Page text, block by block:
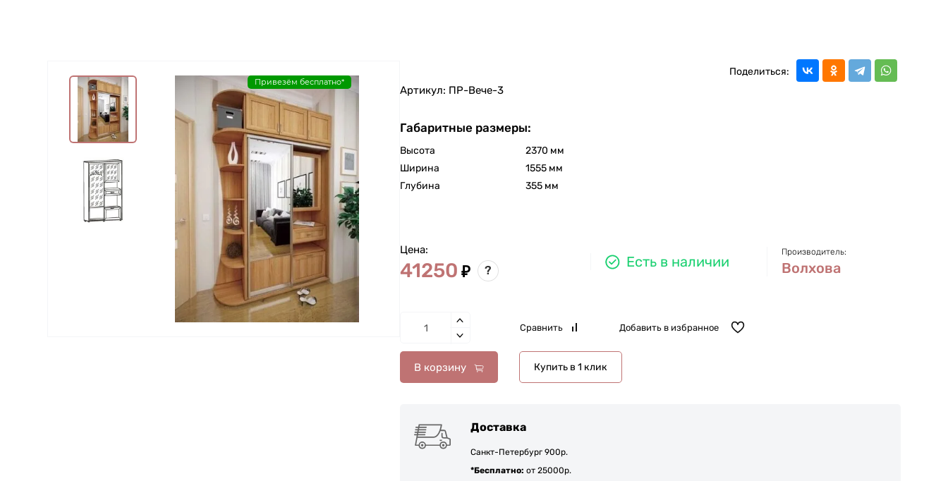
Привезём бесплатно*
Поделиться:
Артикул: ПР-Вече-3
Габаритные размеры:
Высота
2370 мм
Ширина
1555 мм
Глубина
355 мм
Цена:
41250 ₽ ? Есть в наличии
Производитель:
Волхова
В корзину Купить в 1 клик
Сравнить Добавить в избранное
Доставка
Санкт-Петербург 900р.
*Бесплатно:от 25000р.